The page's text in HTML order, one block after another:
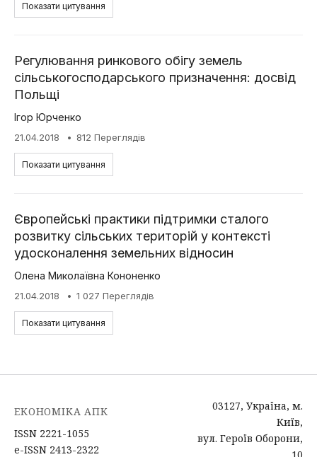
Показати цитування
Регулювання ринкового обігу земель
сільськогосподарського призначення: досвід
Польщі
Ігор Юрченко
21.04.2018 812 Переглядів
Показати цитування
Європейські практики підтримки сталого
розвитку сільських територій у контексті
удосконалення земельних відносин
Олена Миколаївна Кононенко
21.04.2018 1 027 Переглядів
Показати цитування
ЕКОНОМІКА АПК
ISSN 2221-1055
e-ISSN 2413-2322
03127, Україна, м.
Київ,
вул. Героїв Оборони,